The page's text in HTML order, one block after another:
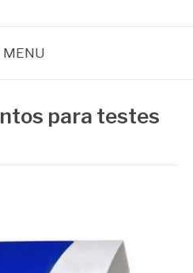
MENU
para testes